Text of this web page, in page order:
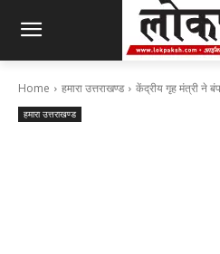
Home हमारा उत्तराखण्ड केंद्रीय गृह मंत्री ने
हमारा उत्तराखण्ड